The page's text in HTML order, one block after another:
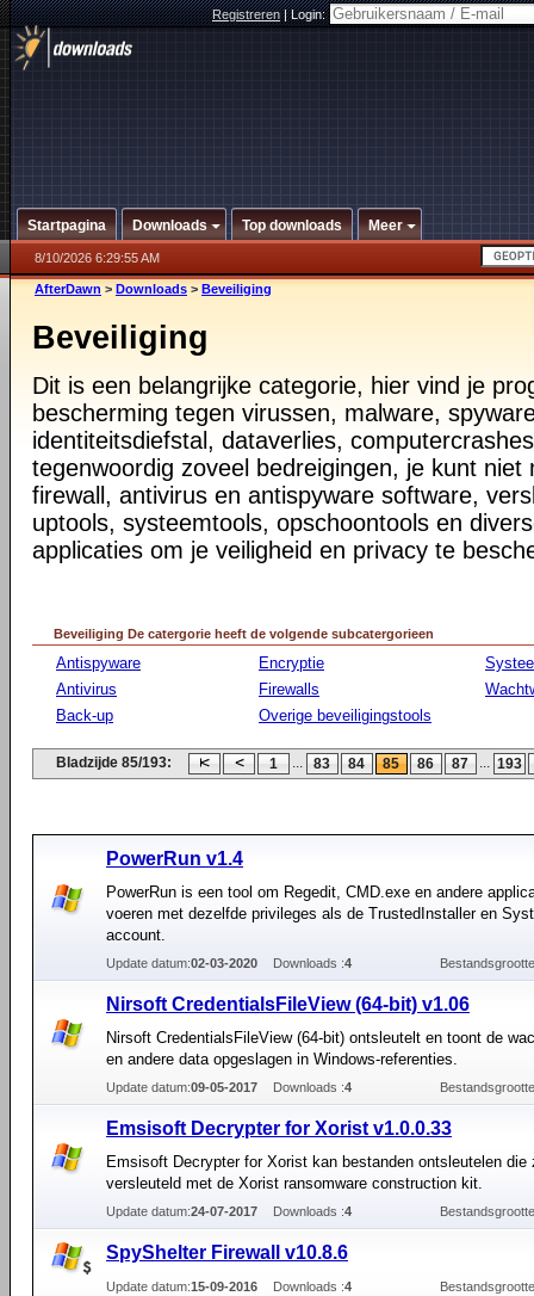
Registreren|Login:
Startpagina Downloads Top downloads Meer
8/10/2026 6:29:55 AM
AfterDawn > Downloads > Beveiliging
Beveiliging
Dit is een belangrijke categorie, hier vind je
bescherming tegen virussen, malware,
identiteitsdiefstal, dataverlies,
tegenwoordig zoveel bedreigingen, je kunt
firewall, antivirus en antispyware software,
uptools, systeemtools, opschoontools en
applicaties om je veiligheid en privacy te
Beveiliging De catergorie heeft de volgende subcatergorieen
Antispyware
Antivirus
Back-up
Encryptie
Firewalls
Overige beveiligingstools
Bladzijde 85/193: 1 ... 83 84 85 86 87 ... 193
PowerRun v1.4
PowerRun is een tool om Regedit, CMD.exe en andere
voeren met dezelfde privileges als de TrustedInstaller en
account.
Update datum:02-03-2020 Downloads :4
Nirsoft CredentialsFileView (64-bit) v1.06
Nirsoft CredentialsFileView (64-bit) ontsleutelt en toont de
en andere data opgeslagen in Windows-referenties.
Update datum:09-05-2017 Downloads :4
Emsisoft Decrypter for Xorist v1.0.0.33
Emsisoft Decrypter for Xorist kan bestanden ontsleutelen die
versleuteld met de Xorist ransomware construction kit.
Update datum:24-07-2017 Downloads :4
SpyShelter Firewall v10.8.6
Update datum:15-09-2016 Downloads :4